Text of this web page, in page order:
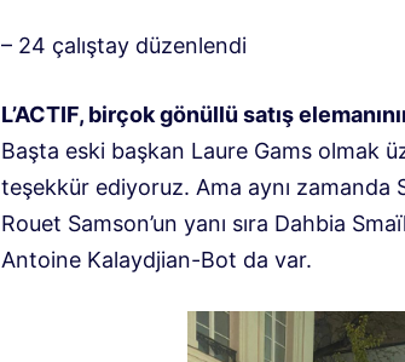
– 24 çalıştay düzenlendi
L’ACTIF, birçok gönüllü satış
Başta eski başkan Laure Gams olmak
teşekkür ediyoruz. Ama aynı zamanda
Rouet Samson’un yanı sıra Dahbia
Antoine Kalaydjian-Bot da var.